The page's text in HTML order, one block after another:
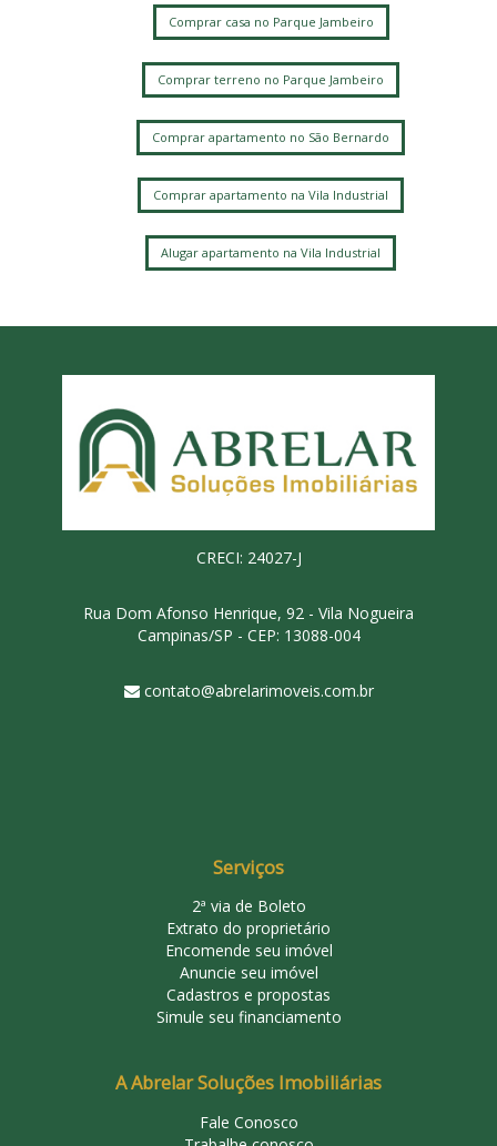
Comprar casa no Parque Jambeiro
Comprar terreno no Parque Jambeiro
Comprar apartamento no São Bernardo
Comprar apartamento na Vila Industrial
Alugar apartamento na Vila Industrial
CRECI: 24027-J
Rua Dom Afonso Henrique, 92 - Vila Nogueira
Campinas/SP - CEP: 13088-004
contato@abrelarimoveis.com.br
Serviços
2ª via de Boleto
Extrato do proprietário
Encomende seu imóvel
Anuncie seu imóvel
Cadastros e propostas
Simule seu financiamento
A Abrelar Soluções Imobiliárias
Fale Conosco